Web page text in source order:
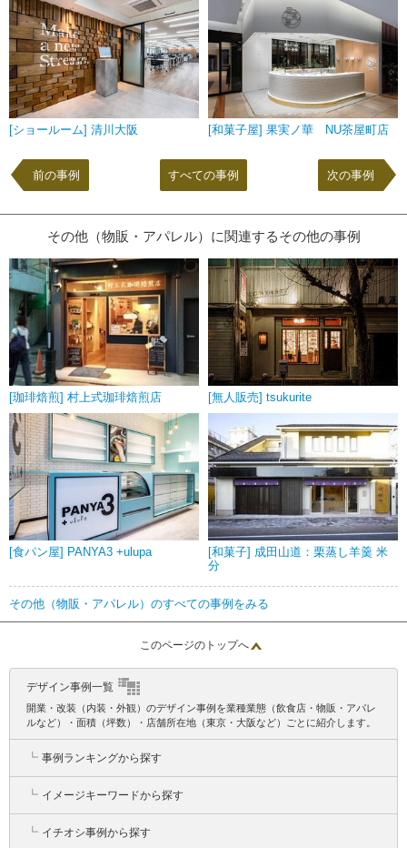
[ショールーム] 清川大阪 [和菓子屋] 果実ノ華 NU茶屋町店
前の事例 次の事例
すべての事例
その他（物販・アパレル）に関連するその他の事例
[珈琲焙煎] 村上式珈琲焙煎店 [無人販売] tsukurite
[食パン屋] PANYA3 +ulupa
[和菓子] 成田山道：栗蒸し羊羹 米
分
その他（物販・アパレル）のすべての事例をみる
このページのトップへ
デザイン事例一覧
開業・改装（内装・外観）のデザイン事例を業種業態（飲食店・物販・アパレ
ルなど）・面積（坪数）・店舗所在地（東京・大阪など）ごとに紹介します。
┗ 事例ランキングから探す
┗ イメージキーワードから探す
┗ イチオシ事例から探す